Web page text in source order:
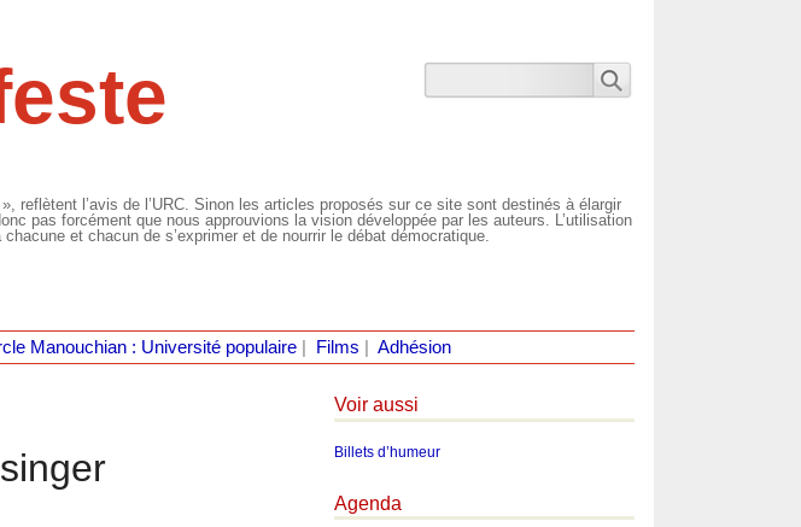
reflètent l’avis de l’URC. Sinon les articles proposés sur ce site sont destinés à élargir
pas forcément que nous approuvions la vision développée par les auteurs. L’utilisation
et chacun de s’exprimer et de nourrir le débat démocratique.
Manouchian : Université populaire| Films Adhésion
Voir aussi
Billets d’humeur
Agenda